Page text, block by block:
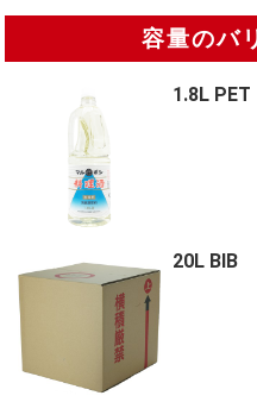
容量のバ
1.8L PET
20L BIB